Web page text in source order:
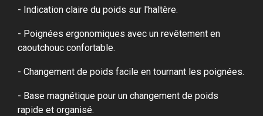
- Indication claire du poids sur l'haltère.
- Poignées ergonomiques avec un revêtement en
caoutchouc confortable.
- Changement de poids facile en tournant les poignées.
- Base magnétique pour un changement de poids
rapide et organisé.